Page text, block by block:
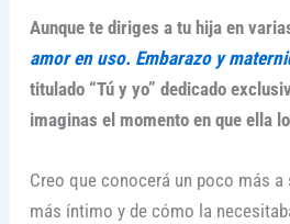
Aunque te diriges a tu hija en
amor en uso. Embarazo y
titulado “Tú y yo” dedicado
imaginas el momento en que ella
Creo que conocerá un poco más a
más íntimo y de cómo la